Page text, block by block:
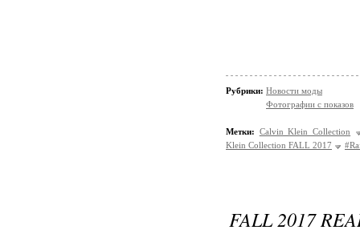
Рубрики: Новости моды
Фотографии с показов
Метки: Calvin Klein Collection
Klein Collection FALL 2017
FALL 2017